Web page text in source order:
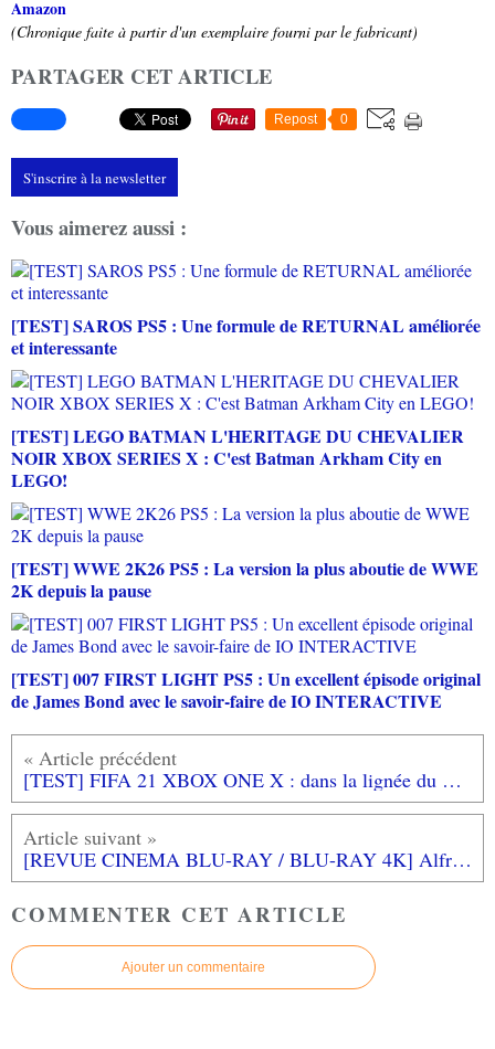
Amazon
(Chronique faite à partir d'un exemplaire fourni par le fabricant)
PARTAGER CET ARTICLE
Repost 0
S'inscrire à la newsletter
Vous aimerez aussi :
[TEST] SAROS PS5 : Une formule de RETURNAL améliorée
et interessante
[TEST] LEGO BATMAN L'HERITAGE DU CHEVALIER
NOIR XBOX SERIES X : C'est Batman Arkham City en
LEGO!
[TEST] WWE 2K26 PS5 : La version la plus aboutie de WWE
2K depuis la pause
[TEST] 007 FIRST LIGHT PS5 : Un excellent épisode original
de James Bond avec le savoir-faire de IO INTERACTIVE
[TEST] FIFA 21 XBOX ONE X : dans la lignée du FIFA 20 avec des hauts et des bas
[REVUE CINEMA BLU-RAY / BLU-RAY 4K] Alfred Hitchcock, les classiques - Coffret : Fenêtre sur cour + Sueurs froides + Psychose + Les Oiseaux
COMMENTER CET ARTICLE
Ajouter un commentaire